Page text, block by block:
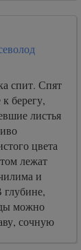
спит. Спят
берегу,
листья
цвета
лежат
и
можно
сочную